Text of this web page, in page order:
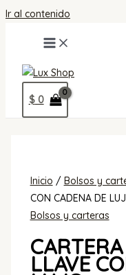
Ir al contenido
$0
Inicio / Bolsos y
CON CADENA DE
Bolsos y carteras
LLAVE